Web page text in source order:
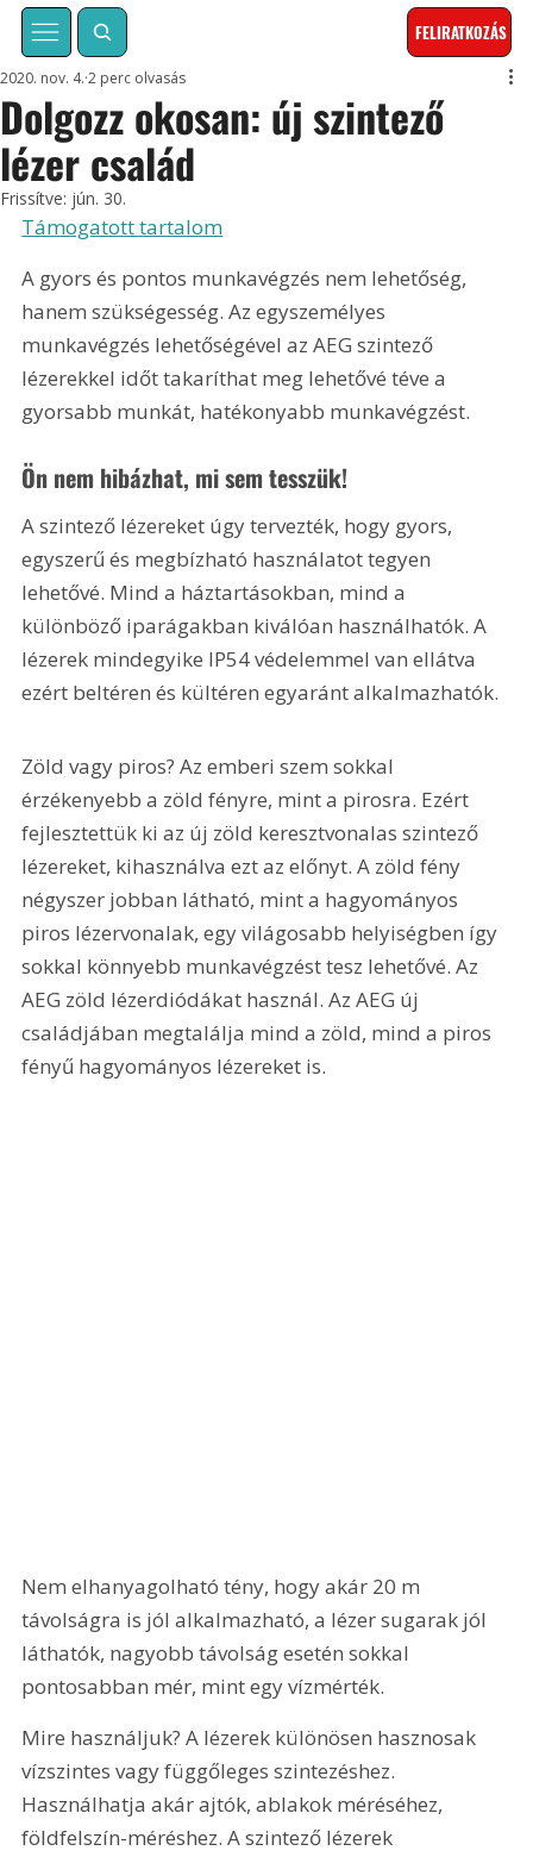
FELIRATKOZÁS
Dolgozz okosan: új szintező
lézer család
2020. nov. 4. 2 perc olvasás
Frissítve: jún. 30.
Támogatott tartalom
A gyors és pontos munkavégzés nem lehetőség,
hanem szükségesség. Az egyszemélyes
munkavégzés lehetőségével az AEG szintező
lézerekkel időt takaríthat meg lehetővé téve a
gyorsabb munkát, hatékonyabb munkavégzést.
Ön nem hibázhat, mi sem tesszük!
A szintező lézereket úgy tervezték, hogy gyors,
egyszerű és megbízható használatot tegyen
lehetővé. Mind a háztartásokban, mind a
különböző iparágakban kiválóan használhatók. A
lézerek mindegyike IP54 védelemmel van ellátva
ezért beltéren és kültéren egyaránt alkalmazhatók.
Zöld vagy piros? Az emberi szem sokkal
érzékenyebb a zöld fényre, mint a pirosra. Ezért
fejlesztettük ki az új zöld keresztvonalas szintező
lézereket, kihasználva ezt az előnyt. A zöld fény
négyszer jobban látható, mint a hagyományos
piros lézervonalak, egy világosabb helyiségben így
sokkal könnyebb munkavégzést tesz lehetővé. Az
AEG zöld lézerdiódákat használ. Az AEG új
családjában megtalálja mind a zöld, mind a piros
fényű hagyományos lézereket is.
Nem elhanyagolható tény, hogy akár 20 m
távolságra is jól alkalmazható, a lézer sugarak jól
láthatók, nagyobb távolság esetén sokkal
pontosabban mér, mint egy vízmérték.
Mire használjuk? A lézerek külö­nösen hasznosak
vízszintes vagy függőleges szintezéshez.
Használhatja akár ajtók, ablakok méréséhez,
földfelszín-méréshez. A szintező lézerek